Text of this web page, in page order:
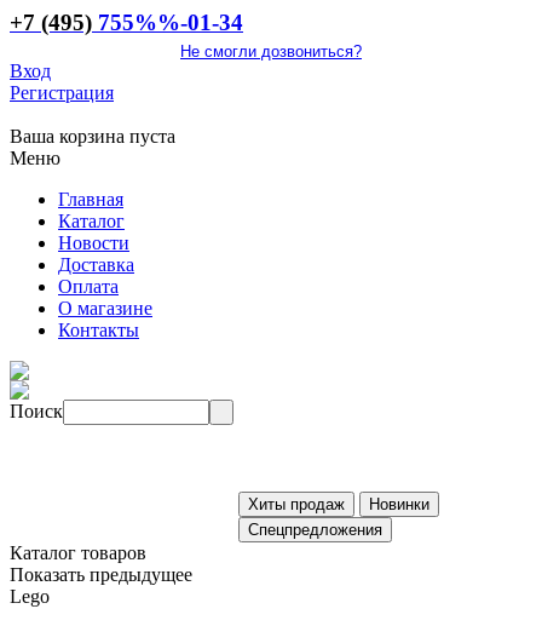
+7 (495) 755%%-01-34
Не смогли дозвониться?
Вход
Регистрация
Ваша корзина пуста
Меню
Главная
Каталог
Новости
Доставка
Оплата
О магазине
Контакты
Поиск
Каталог товаров
Показать предыдущее
Lego